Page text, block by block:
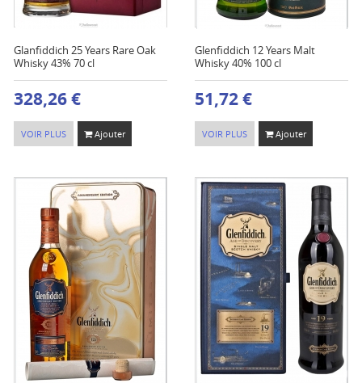
Glanfiddich 25 Years Rare Oak
Whisky 43% 70 cl
328,26 €
VOIR PLUS Ajouter
Glenfiddich 12 Years Malt
Whisky 40% 100 cl
51,72 €
VOIR PLUS Ajouter